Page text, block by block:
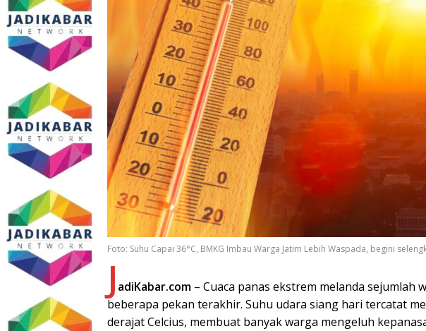
Foto: Suhu Capai 36°C, BMKG Imbau Warga Jatim Lebih Waspada, begini
J adiKabar.com – Cuaca panas ekstrem melanda sejumlah
beberapa pekan terakhir. Suhu udara siang hari tercatat
derajat Celcius, membuat banyak warga mengeluh